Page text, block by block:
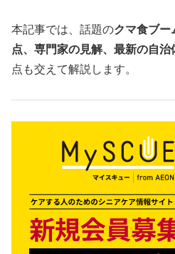
本記事では、話題のクマ食ブー
点、専門家の見解、最新の自治
点も交えて解説します。